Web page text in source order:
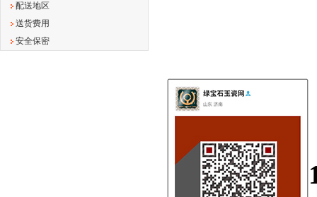
配送地区
送货费用
安全保密